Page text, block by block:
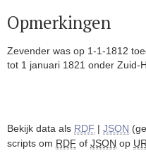
Opmerkingen
Zevender was op 1-1-1812
tot 1 januari 1821 onder Zuid-
Bekijk data als RDF | JSON
scripts om RDF of JSON op